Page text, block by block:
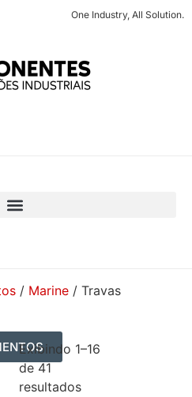
One Industry, All Solution.
/ Marine / Travas
Exibindo 1–16
de 41
resultados